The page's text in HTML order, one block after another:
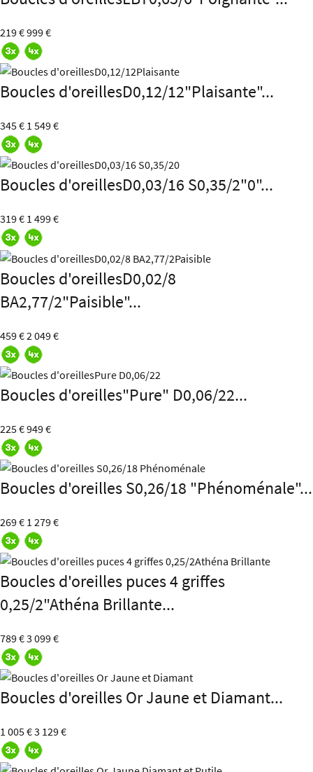
219 €999 €
Boucles d'oreillesD0,12/12"Plaisante"...
345 € 1 549 €
Boucles d'oreillesD0,03/16 S0,35/2"0"...
319 € 1 499 €
Boucles d'oreillesD0,02/8
BA2,77/2"Paisible"...
459 €2 049 €
Boucles d'oreilles"Pure" D0,06/22...
225 €949 €
Boucles d'oreilles S0,26/18 "Phénoménale"...
269 € 1 279 €
Boucles d'oreilles puces 4 griffes
0,25/2"Athéna Brillante...
789 €3 099 €
Boucles d'oreilles Or Jaune et Diamant...
1 005 €3 129 €